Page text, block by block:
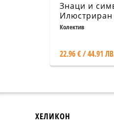
Знаци и
за техния
Колектив
22.96 € / 44.91
ХЕЛИКОН